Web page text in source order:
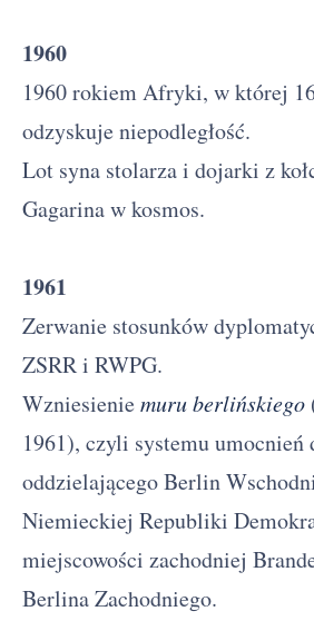
1960
1960 rokiem Afryki, w której
odzyskuje niepodległość.
Lot syna stolarza i dojarki z
Gagarina w kosmos.
1961
Zerwanie stosunków
ZSRR i RWPG.
Wzniesieniemuru berlińskiego
1961), czyli systemu umocnień
oddzielającego Berlin
Niemieckiej Republiki
miejscowości zachodniej
Berlina Zachodniego.